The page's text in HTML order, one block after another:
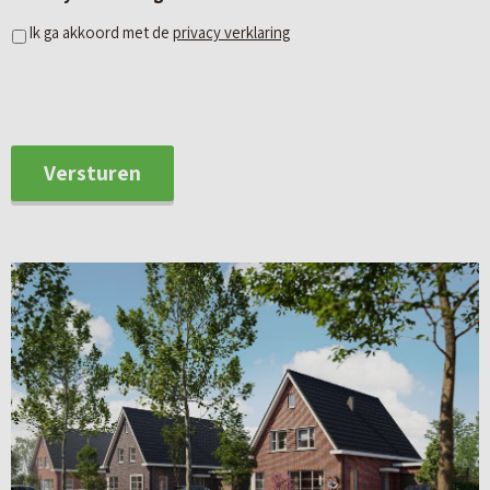
het land, met alle comfort en duurzaamheid van
smaakvolle nieuwbouw.
Ik ga akkoord met de privacy verklaring
Versturen